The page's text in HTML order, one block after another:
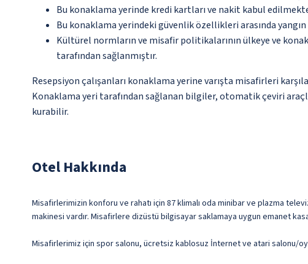
Bu konaklama yerinde kredi kartları ve nakit kabul
Bu konaklama yerindeki güvenlik özellikleri arasında
Kültürel normların ve misafir politikalarının ülkeye ve
tarafından sağlanmıştır.
Resepsiyon çalışanları konaklama yerine varışta misafirleri
Konaklama yeri tarafından sağlanan bilgiler, otomatik çeviri
kurabilir.
Otel Hakkında
Misafirlerimizin konforu ve rahatı için 87 klimalı oda minibar ve plazma
makinesi vardır. Misafirlere dizüstü bilgisayar saklamaya uygun emanet
Misafirlerimiz için spor salonu, ücretsiz kablosuz İnternet ve atari salonu/